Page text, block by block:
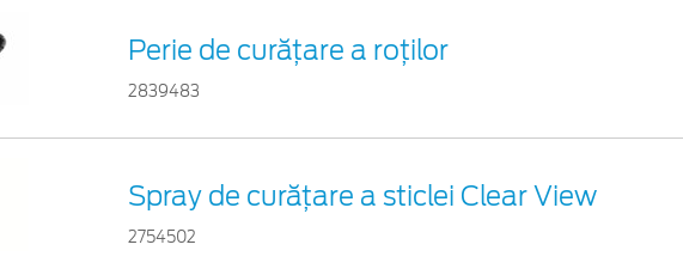
Perie de curățare a roților
2839483
Spray de curățare a sticlei Clear View
2754502